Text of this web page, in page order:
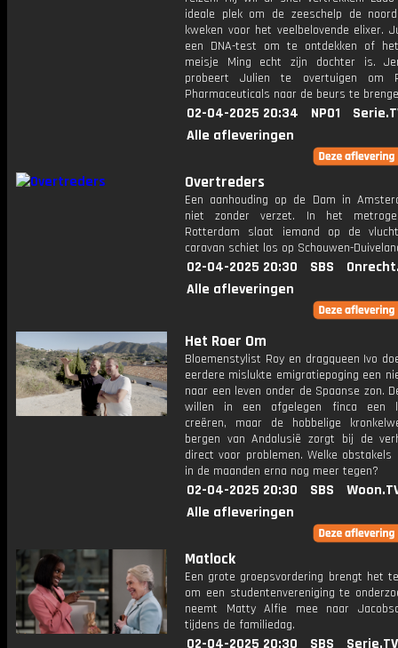
ideale plek om de zeeschelp de
kweken voor het veelbelovende elixer.
een DNA-test om te ontdekken of
meisje Ming echt zijn dochter is.
probeert Julien te overtuigen om
Pharmaceuticals naar de beurs te
02-04-2025 20:34 NPO1
Alle afleveringen
Overtreders
Een aanhouding op de Dam in
niet zonder verzet. In het
Rotterdam slaat iemand op de
caravan schiet los op Schouwen-
02-04-2025 20:30 SBS
Alle afleveringen
Het Roer Om
Bloemenstylist Roy en dragqueen Ivo
eerdere mislukte emigratiepoging een
naar een leven onder de Spaanse zon.
willen in een afgelegen finca een
creëren, maar de hobbelige
bergen van Andalusië zorgt bij de
direct voor problemen. Welke obstakels
in de maanden erna nog meer tegen?
02-04-2025 20:30 SBS
Alle afleveringen
Matlock
Een grote groepsvordering brengt het
om een studentenvereniging te
neemt Matty Alfie mee naar
tijdens de familiedag.
02-04-2025 20:30 SBS
Serie.TV